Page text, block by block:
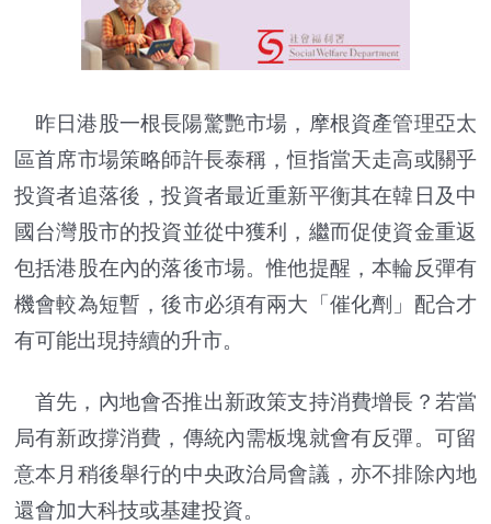
昨日港股一根長陽驚艷市場，摩根資產管理亞太
區首席市場策略師許長泰稱，恒指當天走高或關乎
投資者追落後，投資者最近重新平衡其在韓日及中
國台灣股市的投資並從中獲利，繼而促使資金重返
包括港股在內的落後市場。惟他提醒，本輪反彈有
機會較為短暫，後市必須有兩大「催化劑」配合才
有可能出現持續的升市。
首先，內地會否推出新政策支持消費增長？若當
局有新政撐消費，傳統內需板塊就會有反彈。可留
意本月稍後舉行的中央政治局會議，亦不排除內地
還會加大科技或基建投資。